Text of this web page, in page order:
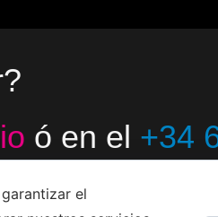
ó en el +34
el